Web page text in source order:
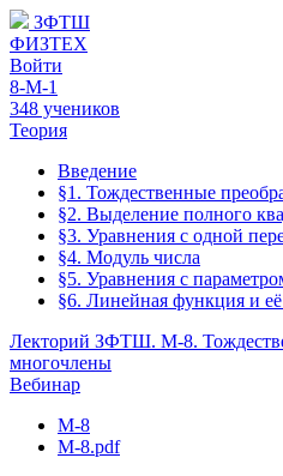
ЗФТШ
ФИЗТЕХ
Войти
8-М-1
348 учеников
Теория
Введение
§1. Тождественные
§2. Выделение полного
§3. Уравнения с одной
§4. Модуль числа
§5. Уравнения с
§6. Линейная функция и
Лекторий ЗФТШ. М-8.
многочлены
Вебинар
M-8
М-8.pdf